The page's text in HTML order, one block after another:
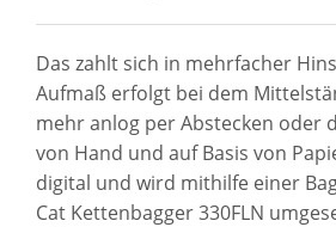
Das zahlt sich in mehrfacher
Aufmaß erfolgt bei dem
mehr anlog per Abstecken oder
von Hand und auf Basis von
digital und wird mithilfe einer
Cat Kettenbagger 330FLN